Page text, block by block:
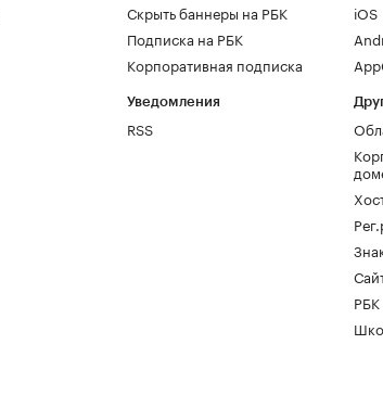
Скрыть баннеры на РБК
Подписка на РБК
Корпоративная подписка
Уведомления
RSS
iOS